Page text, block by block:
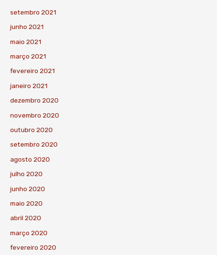
setembro 2021
junho 2021
maio 2021
março 2021
fevereiro 2021
janeiro 2021
dezembro 2020
novembro 2020
outubro 2020
setembro 2020
agosto 2020
julho 2020
junho 2020
maio 2020
abril 2020
março 2020
fevereiro 2020